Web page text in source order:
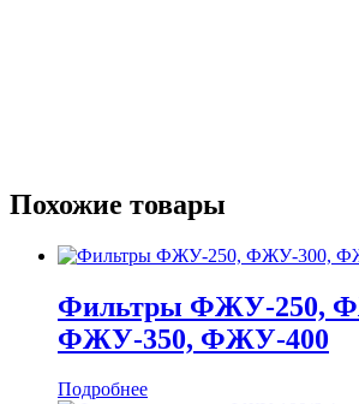
Похожие товары
Фильтры ФЖУ-250,
ФЖУ-350, ФЖУ-400
Подробнее